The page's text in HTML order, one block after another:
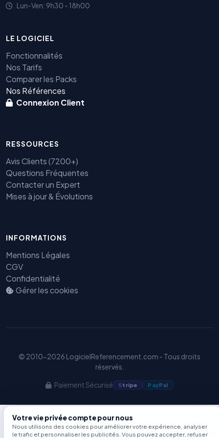
Lun-Ven: 9h30 - 18h00
LE LOGICIEL
Fonctionnalités
Nos Tarifs
Comparer les Packs
Nos Références
Connexion Client
RESSOURCES
Avis Clients (7200+)
Questions Fréquentes
Contacter un Expert
Mises à jour & Évolutions
INFORMATIONS
Mentions Légales
CGV
Confidentialité
Gérer les cookies
© 2010-2026 LogicielReferencement.com - Tous droits
réservés.
Paiement Sécurisé Stripe PayPal
Votre vie privée compte pour nous
Nous utilisons des cookies pour améliorer votre expérience, analyser
le trafic et personnaliser les publicités. Vous pouvez accepter, refuser